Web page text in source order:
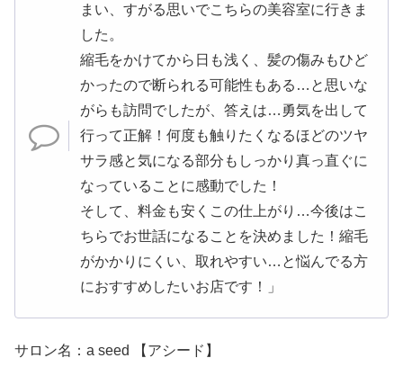
まい、すがる思いでこちらの美容室に行きま
した。
縮毛をかけてから日も浅く、髪の傷みもひど
かったので断られる可能性もある…と思いな
がらも訪問でしたが、答えは…勇気を出して
行って正解！何度も触りたくなるほどのツヤ
サラ感と気になる部分もしっかり真っ直ぐに
なっていることに感動でした！
そして、料金も安くこの仕上がり…今後はこ
ちらでお世話になることを決めました！縮毛
がかかりにくい、取れやすい…と悩んでる方
におすすめしたいお店です！」
サロン名：a seed 【アシード】